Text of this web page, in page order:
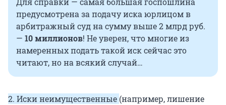
предусмотрена за подачу иска юрлицом в
арбитражный суд на сумму выше 2 млрд руб.
— 10 миллионов! Не уверен, что многие из
намеренных подать такой иск сейчас это
читают, но на всякий случай…
2. Иски неимущественные (например, лишение